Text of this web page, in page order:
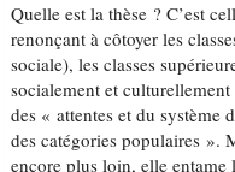
Quelle est la thèse ? C’est
renonçant à côtoyer les
sociale), les classes
socialement et
des « attentes et du système
des catégories populaires ».
encore plus loin, elle entame